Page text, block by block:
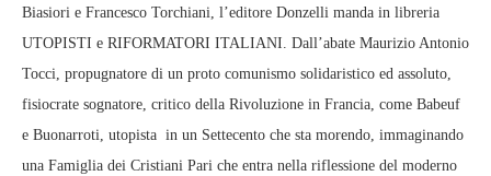
Biasiori e Francesco Torchiani, l’editore Donzelli manda in libreria
UTOPISTI e RIFORMATORI ITALIANI. Dall’abate Maurizio Antonio
Tocci, propugnatore di un proto comunismo solidaristico ed assoluto,
fisiocrate sognatore, critico della Rivoluzione in Francia, come Babeuf
e Buonarroti, utopista in un Settecento che sta morendo, immaginando
una Famiglia dei Cristiani Pari che entra nella riflessione del moderno